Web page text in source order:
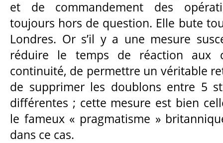
et de commandement des
toujours hors de question. Elle bute
Londres. Or s’il y a une mesure
réduire le temps de réaction aux
continuité, de permettre un véritable
de supprimer les doublons entre 5
différentes ; cette mesure est bien
le fameux « pragmatisme »
dans ce cas.